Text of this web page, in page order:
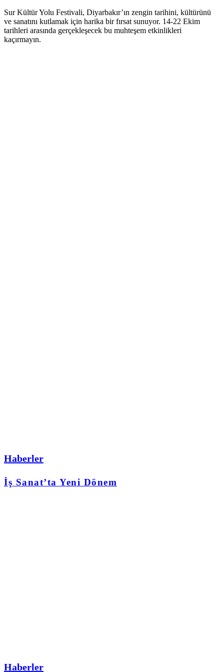
Sur Kültür Yolu Festivali, Diyarbakır’ın zengin tarihini, kültürünü
ve sanatını kutlamak için harika bir fırsat sunuyor. 14-22 Ekim
tarihleri arasında gerçekleşecek bu muhteşem etkinlikleri
kaçırmayın.
Haberler
İş Sanat’ta Yeni Dönem
Haberler